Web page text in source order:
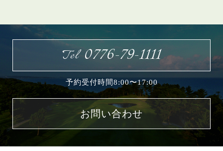
Tel 0776-79-1111
予約受付時間8:00〜17:00
お問い合わせ